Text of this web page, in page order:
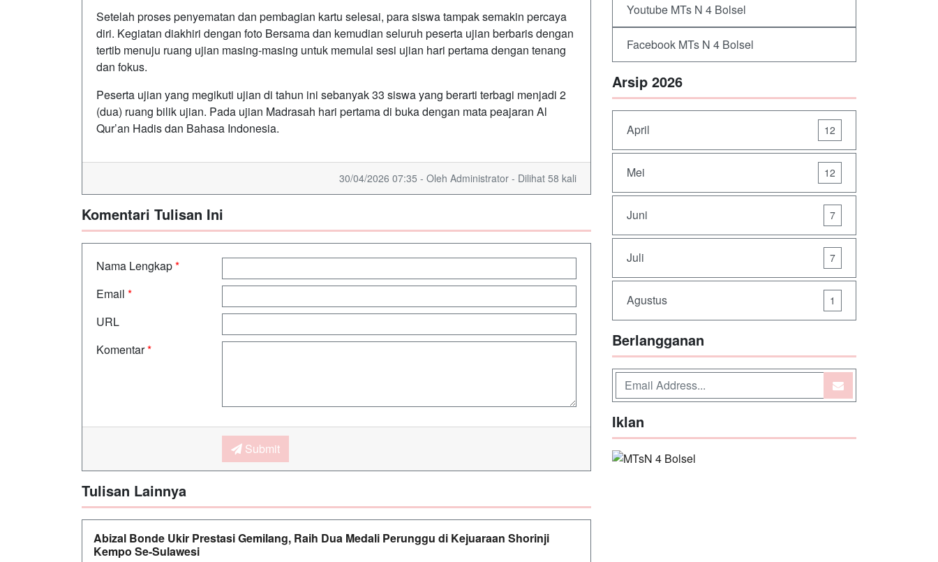
Setelah proses penyematan dan pembagian kartu selesai, para siswa tampak semakin percaya
diri. Kegiatan diakhiri dengan foto Bersama dan kemudian seluruh peserta ujian berbaris dengan
tertib menuju ruang ujian masing-masing untuk memulai sesi ujian hari pertama dengan tenang
dan fokus.
Peserta ujian yang megikuti ujian di tahun ini sebanyak 33 siswa yang berarti terbagi menjadi 2
(dua) ruang bilik ujian. Pada ujian Madrasah hari pertama di buka dengan mata peajaran Al
Qur’an Hadis dan Bahasa Indonesia.
30/04/2026 07:35 - Oleh Administrator - Dilihat 58 kali
Komentari Tulisan Ini
Nama Lengkap*
Email *
URL
Komentar*
Submit
Tulisan Lainnya
Abizal Bonde Ukir Prestasi Gemilang, Raih Dua Medali Perunggu di Kejuaraan Shorinji
Kempo Se-Sulawesi
Youtube MTs N 4 Bolsel
Facebook MTs N 4 Bolsel
Arsip 2026
April 12
Mei 12
Juni 7
Juli 7
Agustus 1
Berlangganan
Iklan